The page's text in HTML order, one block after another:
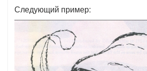
Следующий пример: